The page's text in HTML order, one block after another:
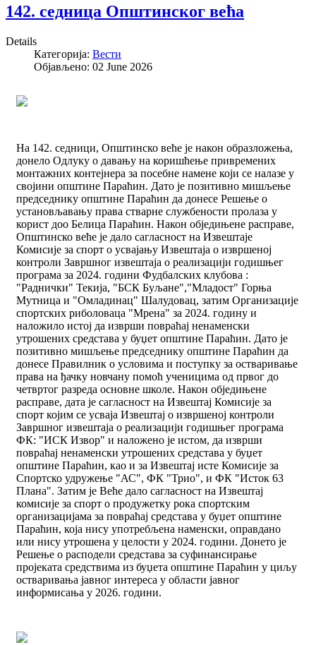
142. седница Општинског већа
Details
Категорија: Вести
Објављено: 02 June 2026
На 142. седници, Општинско веће је након образложења,
донело Одлуку о давању на коришћење привремених
монтажних контејнера за посебне намене који се налазе у
својини општине Параћин. Дато је позитивно мишљење
председнику општине Параћин да донесе Решење о
установљавању права стварне службености пролаза у
корист доо Белица Параћин. Након обједињене расправе,
Општинско веће је дало сагласност на Извештаје
Комисије за спорт о усвајању Извештаја о извршеној
контроли Завршног извештаја о реализацији годишњег
програма за 2024. години Фудбалских клубова :
"Раднички" Текија, "БСК Буљане","Младост" Горња
Мутница и "Омладинац" Шалудовац, затим Организације
спортских риболоваца "Мрена" за 2024. годину и
наложило истој да изврши повраћај ненаменски
утрошених средстава у буџет општине Параћин. Дато је
позитивно мишљење председнику општине Параћин да
донесе Правилник о условима и поступку за остваривање
права на ђачку новчану помоћ ученицима од првог до
четвртог разреда основне школе. Након обједињене
расправе, дата је сагласност на Извештај Комисије за
спорт којим се усваја Извештај о извршеној контроли
Завршног извештаја о реализацији годишњег програма
ФК: "ИСК Извор" и наложено је истом, да изврши
повраћај ненаменски утрошених средстава у буџет
општине Параћин, као и за Извештај исте Комисије за
Спортско удружење "АС", ФК "Трио", и ФК "Исток 63
Плана". Затим је Веће дало сагласност на Извештај
комисије за спорт о продужетку рока спортским
организацијама за повраћај средстава у буџет општине
Параћин, која нису употребљена наменски, оправдано
или нису утрошена у целости у 2024. години. Донето је
Решење о расподели средстава за суфинансирање
пројеката средствима из буџета општине Параћин у циљу
остваривања јавног интереса у области јавног
информисања у 2026. години.